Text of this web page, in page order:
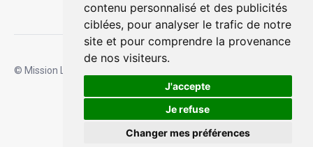
contenu personnalisé et des publicités
ciblées, pour analyser le trafic de notre
site et pour comprendre la provenance
de nos visiteurs.
J'accepte
Je refuse
Changer mes préférences
© Mission Locale Jeune - Pau Pyrénées